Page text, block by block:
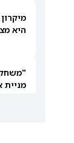
היא
מניית